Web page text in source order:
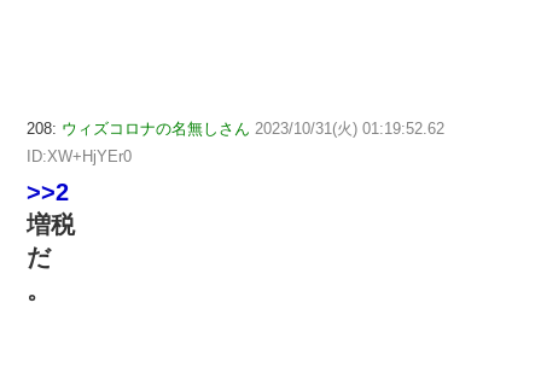
208: ウィズコロナの名無しさん 2023/10/31(火) 01:19:52.62
ID:XW+HjYEr0
>>2
増税
だ
。